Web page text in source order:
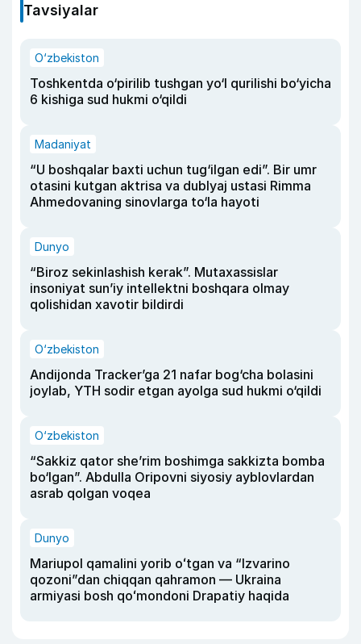
Tavsiyalar
O‘zbekiston
Toshkentda o‘pirilib tushgan yo‘l qurilishi bo‘yicha
6 kishiga sud hukmi o‘qildi
Madaniyat
“U boshqalar baxti uchun tug‘ilgan edi”. Bir umr
otasini kutgan aktrisa va dublyaj ustasi Rimma
Ahmedovaning sinovlarga to‘la hayoti
Dunyo
“Biroz sekinlashish kerak”. Mutaxassislar
insoniyat sun’iy intellektni boshqara olmay
qolishidan xavotir bildirdi
O‘zbekiston
Andijonda Tracker’ga 21 nafar bog‘cha bolasini
joylab, YTH sodir etgan ayolga sud hukmi o‘qildi
O‘zbekiston
“Sakkiz qator she’rim boshimga sakkizta bomba
bo‘lgan”. Abdulla Oripovni siyosiy ayblovlardan
asrab qolgan voqea
Dunyo
Mariupol qamalini yorib oʻtgan va “Izvarino
qozoni”dan chiqqan qahramon — Ukraina
armiyasi bosh qoʻmondoni Drapatiy haqida